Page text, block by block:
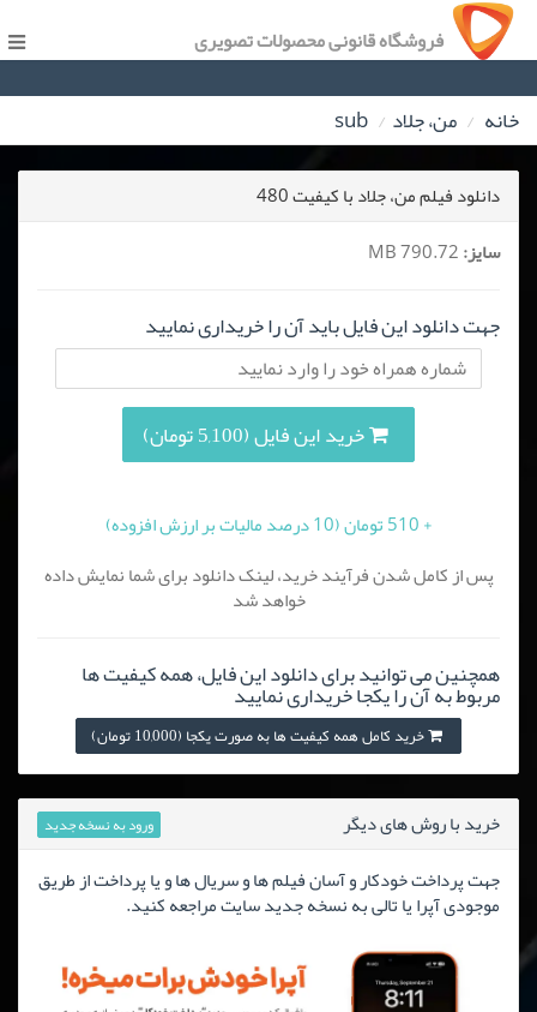
فروشگاه قانونی محصولات تصویری
خانه من، جلاد sub
دانلود فیلم من، جلاد با کیفیت 480
سایز:
جهت دانلود این فایل باید آن را خریداری نمایید
خرید این فایل (5,100 تومان)
+ 510 تومان (10 درصد مالیات بر ارزش افزوده)
پس از کامل شدن فرآیند خرید، لینک دانلود برای شما نمایش داده
خواهد شد
همچنین می توانید برای دانلود این فایل، همه کیفیت ها
مربوط به آن را یکجا خریداری نمایید
خرید کامل همه کیفیت ها به صورت یکجا (10,000 تومان)
خرید با روش های دیگر ورود به نسخه جدید
جهت پرداخت خودکار و آسان فیلم ها و سریال ها و یا پرداخت از طریق
موجودی آپرا یا تالی به نسخه جدید سایت مراجعه کنید.